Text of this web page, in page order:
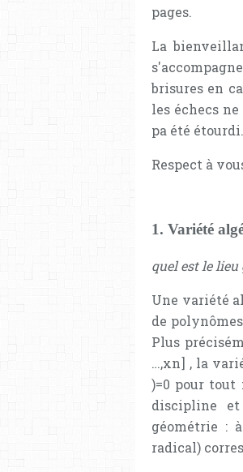
pages.
La
brisures en
les échecs
pa été
Respect à
1. Variété
quel est le
Une variété
de
Plus
…,xn] , la
)=0 pour tout
discipline
géométrie :
radical)